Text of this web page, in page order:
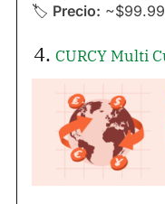
🏷 Precio:
4. CURCY Multi